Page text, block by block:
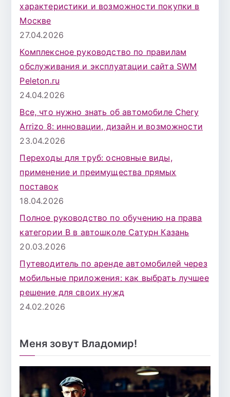
характеристики и возможности покупки в
Москве
27.04.2026
Комплексное руководство по правилам
обслуживания и эксплуатации сайта SWM
Peleton.ru
24.04.2026
Все, что нужно знать об автомобиле Chery
Arrizo 8: инновации, дизайн и возможности
23.04.2026
Переходы для труб: основные виды,
применение и преимущества прямых
поставок
18.04.2026
Полное руководство по обучению на права
категории B в автошколе Сатурн Казань
20.03.2026
Путеводитель по аренде автомобилей через
мобильные приложения: как выбрать лучшее
решение для своих нужд
24.02.2026
Меня зовут Владомир!